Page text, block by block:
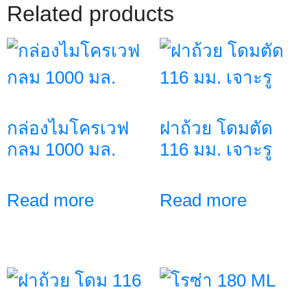
Related products
กล่องไมโครเวฟ
กลม 1000 มล.
Read more
ฝาถ้วย โดมตัด
116 มม. เจาะรู
Read more